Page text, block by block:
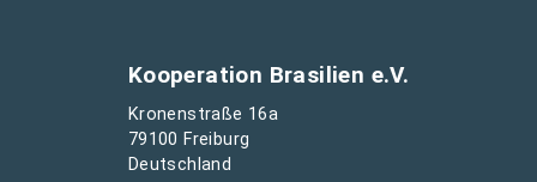
Kooperation Brasilien e.V.
Kronenstraße 16a
79100 Freiburg
Deutschland